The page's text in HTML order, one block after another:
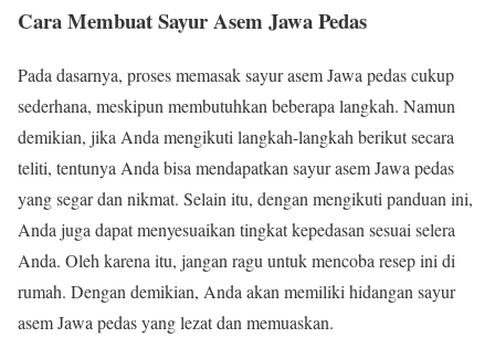
Cara Membuat Sayur Asem Jawa Pedas
Pada dasarnya, proses memasak sayur asem Jawa pedas cukup
sederhana, meskipun membutuhkan beberapa langkah. Namun
demikian, jika Anda mengikuti langkah-langkah berikut secara
teliti, tentunya Anda bisa mendapatkan sayur asem Jawa pedas
yang segar dan nikmat. Selain itu, dengan mengikuti panduan ini,
Anda juga dapat menyesuaikan tingkat kepedasan sesuai selera
Anda. Oleh karena itu, jangan ragu untuk mencoba resep ini di
rumah. Dengan demikian, Anda akan memiliki hidangan sayur
asem Jawa pedas yang lezat dan memuaskan.